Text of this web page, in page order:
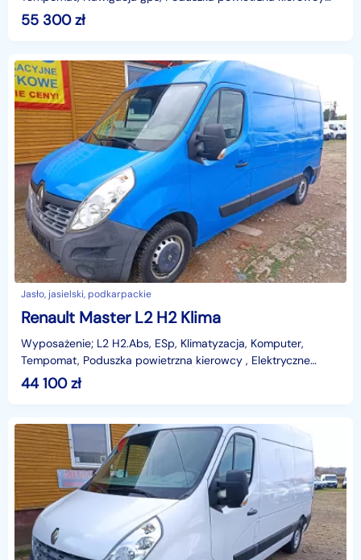
,Czujniki parkowania, Elektryczne szyby, l
55 300zł
Jasło, jasielski, podkarpackie
Renault Master L2 H2 Klima
Wyposażenie; L2 H2.Abs, ESp, Klimatyzacja, Komputer,
Tempomat, Poduszka powietrzna kierowcy , Elektryczne
szyby, lusterka -ogrzewane, sterowane, Imobilajzer, Ce
44 100zł